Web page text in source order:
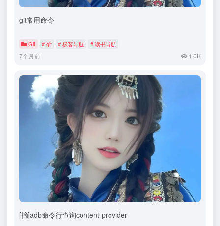
git常用命令
Git # git # 极客导航 # 读书导航
7个月前 1.6K
[摘]adb命令行查询content-provider